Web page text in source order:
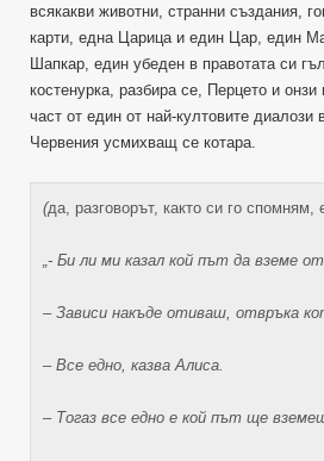
всякакви животни, странни създания,
карти, една Царица и един Цар, един
Шапкар, един убеден в правотата си
костенурка, разбира се, Перцето и
част от един от най-култовите диалози
Червения усмихващ се котара.
(да, разговорът, както си го спомням,
„- Би ли ми казал кой път да вземе
– Зависи накъде отиваш, отвръка
– Все едно, казва Алиса.
– Тогаз все едно е кой път ще